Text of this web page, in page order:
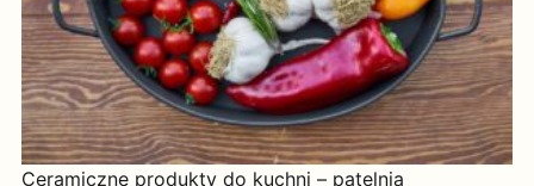
Ceramiczne produkty do kuchni – patelnia